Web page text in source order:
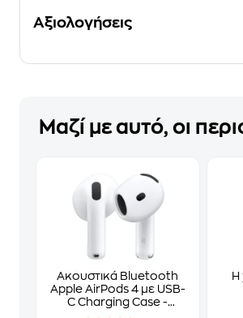
Αξιολογήσεις
Μαζί με αυτό, οι
Ακουστικά Bluetooth
Apple AirPods 4 με USB-
C Charging Case -
White
Η